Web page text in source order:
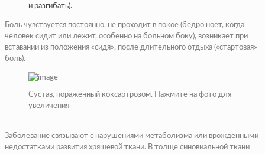
и разгибать).
Боль чувствуется постоянно, не проходит в покое (бедро ноет, когда
человек сидит или лежит, особенно на больном боку), возникает при
вставании из положения «сидя», после длительного отдыха («стартовая»
боль).
Сустав, пораженный коксартрозом. Нажмите на фото для
увеличения
Заболевание связывают с нарушениями метаболизма или врожденными
недостатками развития хрящевой ткани. В толще синовиальной ткани